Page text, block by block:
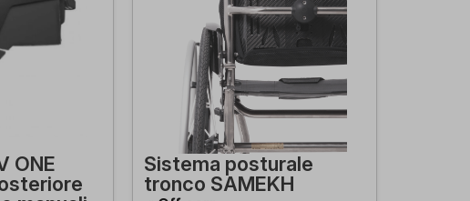
ONE
Sistema posturale
tronco SAMEKH